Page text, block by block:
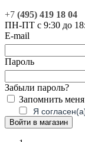
+7 (495) 419 18 04
ПН-ПТ с 9:30 до
E-mail
Пароль
Забыли пароль?
Запомнить меня
Я